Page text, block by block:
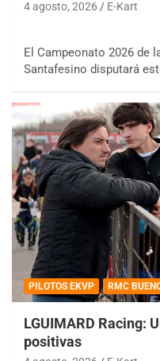
4 agosto, 2026 E-Kart
El Campeonato 2026 de
Santafesino disputará
PILOTOS EKVP RMC
LGUIMARD Racing:
positivas